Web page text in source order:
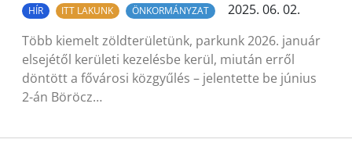
HÍR ITT LAKUNK ÖNKORMÁNYZAT
2025. 06. 02.
Több kiemelt zöldterületünk, parkunk 2026. január
elsejétől kerületi kezelésbe kerül, miután erről
döntött a fővárosi közgyűlés – jelentette be június
2-án Böröcz…